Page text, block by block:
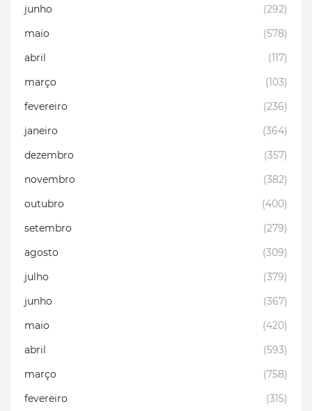
junho
(292)
maio
(578)
abril
(117)
março
(103)
fevereiro
(236)
janeiro
(364)
dezembro
(357)
novembro
(382)
outubro
(400)
setembro
(279)
agosto
(309)
julho
(379)
junho
(367)
maio
(420)
abril
(593)
março
(758)
fevereiro
(315)